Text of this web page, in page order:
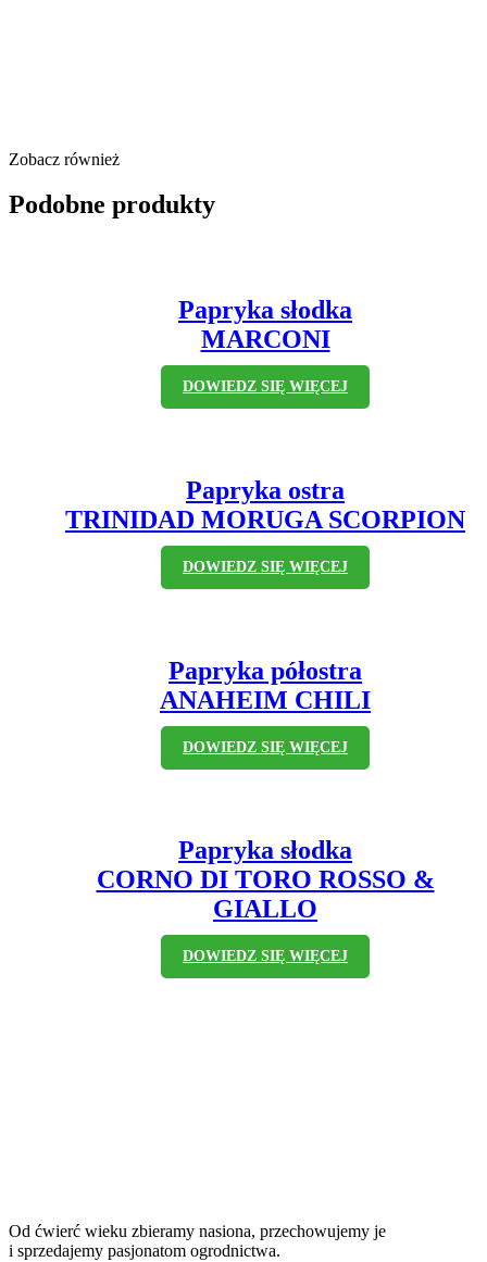
Zobacz również
Podobne produkty
Papryka słodka
MARCONI
DOWIEDZ SIĘ WIĘCEJ
Papryka ostra
TRINIDAD MORUGA SCORPION
DOWIEDZ SIĘ WIĘCEJ
Papryka półostra
ANAHEIM CHILI
DOWIEDZ SIĘ WIĘCEJ
Papryka słodka
CORNO DI TORO ROSSO &
GIALLO
DOWIEDZ SIĘ WIĘCEJ
Od ćwierć wieku zbieramy nasiona, przechowujemy je
i sprzedajemy pasjonatom ogrodnictwa.